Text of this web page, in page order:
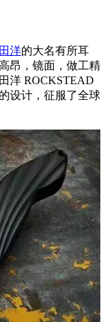
洋的大名有所耳
昂，镜面，做工精
洋 ROCKSTEAD
设计，征服了全球